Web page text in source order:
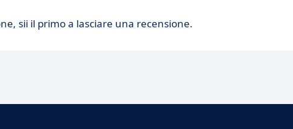
sii il primo a lasciare una recensione.